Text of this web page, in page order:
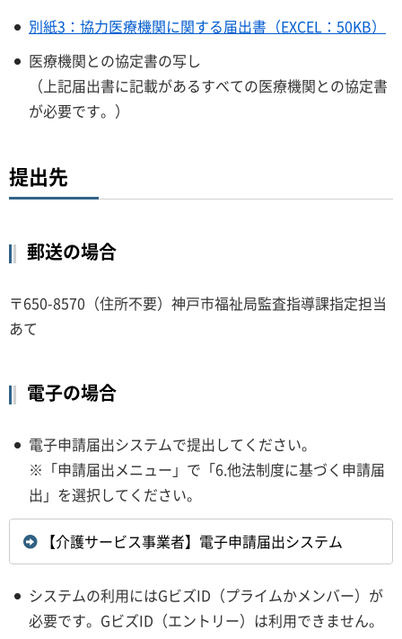
別紙3：協力医療機関に関する届出書（EXCEL：50KB）
医療機関との協定書の写し
（上記届出書に記載があるすべての医療機関との協定書
が必要です。）
提出先
郵送の場合
〒650-8570（住所不要）神戸市福祉局監査指導課指定担当
あて
電子の場合
電子申請届出システムで提出してください。
※「申請届出メニュー」で「6.他法制度に基づく申請届
出」を選択してください。
【介護サービス事業者】電子申請届出システム
システムの利用にはGビズID（プライムかメンバー）が
必要です。GビズID（エントリー）は利用できません。